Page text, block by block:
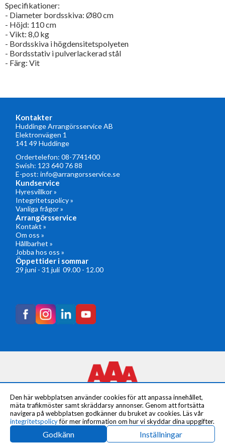
Den här webbplatsen använder cookies för att anpassa innehållet,
mäta trafikmöster samt skräddarsy annonser. Genom att fortsätta
navigera på webbplatsen godkänner du bruket av cookies. Läs vår
integritetspolicyför mer information om hur vi skyddar dina uppgifter.
Specifikationer:
- Diameter bordsskiva: Ø80 cm
- Höjd: 110 cm
- Vikt: 8,0 kg
- Bordsskiva i högdensitetspolyeten
- Bordsstativ i pulverlackerad stål
- Färg: Vit
Kontakter
Huddinge Arrangörsservice AB
Elektronvägen 1
141 49 Huddinge
Ordertelefon: 08-7741400
Swish: 123 640 76 88
E-post: info@arrangorsservice.se
Kundservice
Hyresvillkor »
Integritetspolicy »
Vanliga frågor »
Arrangörsservice
Kontakt »
Om oss »
Hållbarhet »
Jobba hos oss »
Öppettider i sommar
29 juni - 31 juli 09.00 - 12.00
© Copyright 2024 Arrangörsservice